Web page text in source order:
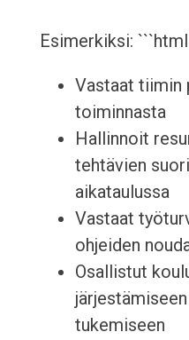
Esimerkiksi: ```html
Vastaat tiimin
toiminnasta
Hallinnoit
tehtävien
aikataulussa
Vastaat
ohjeiden
Osallistut
tukemiseen